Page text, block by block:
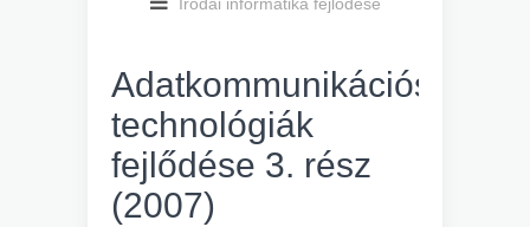
Adatkommunikációs
technológiák
fejlődése 3. rész
(2007)